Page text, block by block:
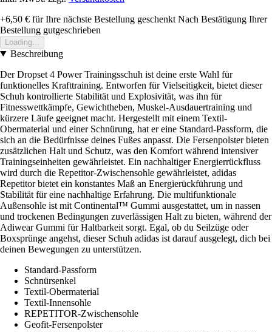
+6,50 € für Ihre nächste Bestellung geschenkt Nach Bestätigung Ihrer
Bestellung gutgeschrieben
Loading...
Beschreibung
Der Dropset 4 Power Trainingsschuh ist deine erste Wahl für
funktionelles Krafttraining. Entworfen für Vielseitigkeit, bietet dieser
Schuh kontrollierte Stabilität und Explosivität, was ihn für
Fitnesswettkämpfe, Gewichtheben, Muskel-Ausdauertraining und
kürzere Läufe geeignet macht. Hergestellt mit einem Textil-
Obermaterial und einer Schnürung, hat er eine Standard-Passform, die
sich an die Bedürfnisse deines Fußes anpasst. Die Fersenpolster bieten
zusätzlichen Halt und Schutz, was den Komfort während intensiver
Trainingseinheiten gewährleistet. Ein nachhaltiger Energierrückfluss
wird durch die Repetitor-Zwischensohle gewährleistet, adidas
Repetitor bietet ein konstantes Maß an Energierückführung und
Stabilität für eine nachhaltige Erfahrung. Die multifunktionale
Außensohle ist mit Continental™ Gummi ausgestattet, um in nassen
und trockenen Bedingungen zuverlässigen Halt zu bieten, während der
Adiwear Gummi für Haltbarkeit sorgt. Egal, ob du Seilzüge oder
Boxsprünge angehst, dieser Schuh adidas ist darauf ausgelegt, dich bei
deinen Bewegungen zu unterstützen.
Standard-Passform
Schnürsenkel
Textil-Obermaterial
Textil-Innensohle
REPETITOR-Zwischensohle
Geofit-Fersenpolster